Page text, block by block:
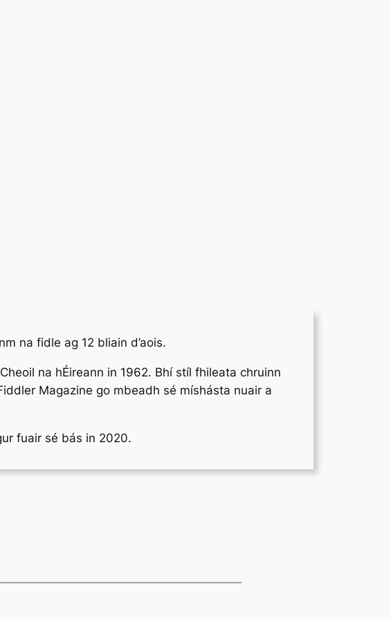
na fidle ag 12 bliain d’aois.
na hÉireann in 1962. Bhí stíl fhileata chruinn
Magazine go mbeadh sé míshásta nuair a
fuair sé bás in 2020.